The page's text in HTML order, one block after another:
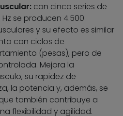
con cinco series de
se producen 4.500
y su efecto es similar
con ciclos de
(pesas), pero de
Mejora la
su rapidez de
la potencia y, además, se
también contribuye a
flexibilidad y agilidad.